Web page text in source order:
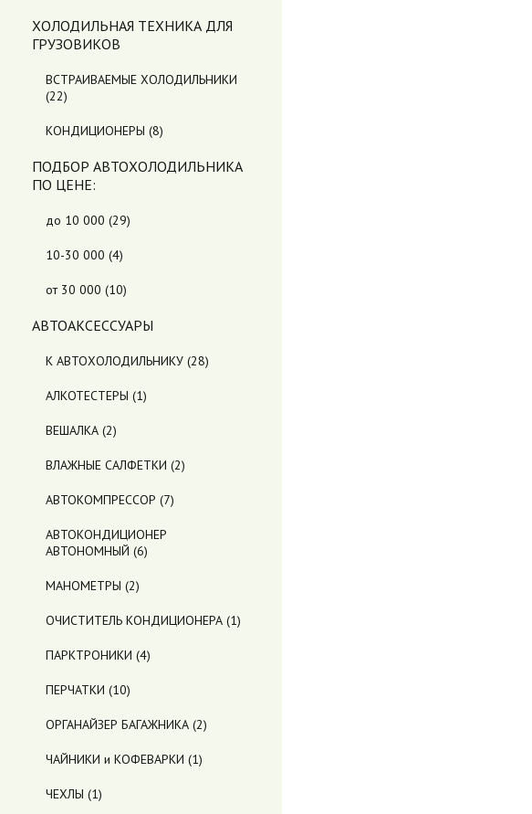
ХОЛОДИЛЬНАЯ ТЕХНИКА ДЛЯ
ГРУЗОВИКОВ
ВСТРАИВАЕМЫЕ ХОЛОДИЛЬНИКИ
(22)
КОНДИЦИОНЕРЫ (8)
ПОДБОР АВТОХОЛОДИЛЬНИКА
ПO ЦЕНЕ:
до 10 000 (29)
10-30 000 (4)
от 30 000 (10)
АВТОАКСЕССУАРЫ
К АВТОХОЛОДИЛЬНИКУ (28)
АЛКОТЕСТЕРЫ (1)
ВЕШАЛКА (2)
ВЛАЖНЫЕ САЛФЕТКИ (2)
АВТОКОМПРЕССОР (7)
АВТОКОНДИЦИОНЕР
АВТОНОМНЫЙ (6)
МАНОМЕТРЫ (2)
ОЧИСТИТЕЛЬ КОНДИЦИОНЕРА (1)
ПАРКТРОНИКИ (4)
ПЕРЧАТКИ (10)
ОРГАНАЙЗЕР БАГАЖНИКА (2)
ЧАЙНИКИ и КОФЕВАРКИ (1)
ЧЕХЛЫ (1)